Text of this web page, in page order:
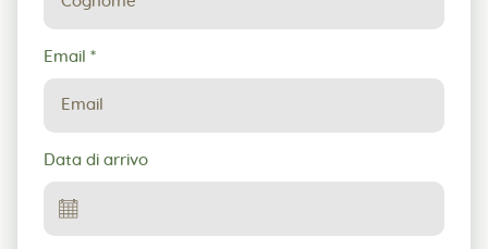
Email *
Data di arrivo